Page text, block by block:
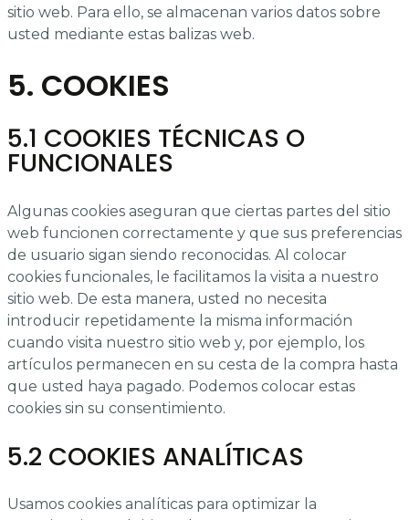
sitio web. Para ello, se almacenan varios datos sobre
usted mediante estas balizas web.
5. COOKIES
5.1 COOKIES TÉCNICAS O
FUNCIONALES
Algunas cookies aseguran que ciertas partes del sitio
web funcionen correctamente y que sus preferencias
de usuario sigan siendo reconocidas. Al colocar
cookies funcionales, le facilitamos la visita a nuestro
sitio web. De esta manera, usted no necesita
introducir repetidamente la misma información
cuando visita nuestro sitio web y, por ejemplo, los
artículos permanecen en su cesta de la compra hasta
que usted haya pagado. Podemos colocar estas
cookies sin su consentimiento.
5.2 COOKIES ANALÍTICAS
Usamos cookies analíticas para optimizar la